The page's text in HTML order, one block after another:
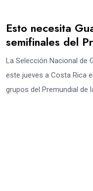
Esto necesita
semifinales del
La Selección Nacional de
este jueves a Costa Rica
grupos del Premundial de